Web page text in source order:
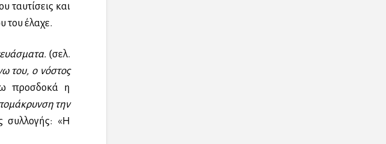
ταυτίσεις και
του έλαχε.
(σελ.
του, ο νόστος
προσδοκά η
την
συλλογής: «Η